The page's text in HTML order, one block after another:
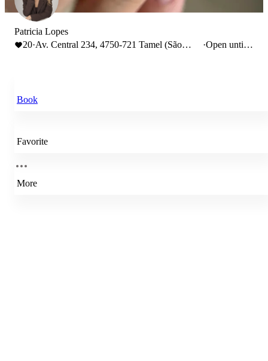
Patricia Lopes
20·Av. Central 234, 4750-721 Tamel (São
·Open until
Book
Favorite
More